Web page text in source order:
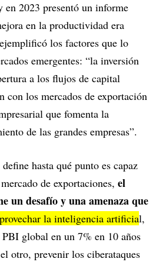
2023 presentó un informe
en la productividad era
los factores que lo
emergentes: “la inversión
a los flujos de capital
con los mercados de exportación
que fomenta la
de las grandes empresas”.
hasta qué punto es capaz
de exportaciones, el
un desafío y una amenaza que
la inteligencia artificial,
global en un 7% en 10 años
otro, prevenir los ciberataques